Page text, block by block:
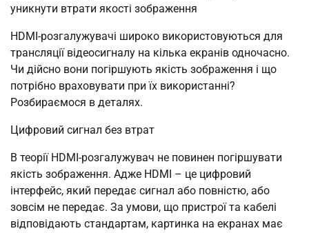
уникнути втрати якості зображення
HDMI-розгалужувачі широко використовуються для
трансляції відеосигналу на кілька екранів одночасно.
Чи дійсно вони погіршують якість зображення і що
потрібно враховувати при їх використанні?
Розбираємося в деталях.
Цифровий сигнал без втрат
В теорії HDMI-розгалужувач не повинен погіршувати
якість зображення. Адже HDMI – це цифровий
інтерфейс, який передає сигнал або повністю, або
зовсім не передає. За умови, що пристрої та кабелі
відповідають стандартам, картинка на екранах має